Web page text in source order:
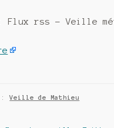
Flux rss – Veille
:Veille de Mathieu